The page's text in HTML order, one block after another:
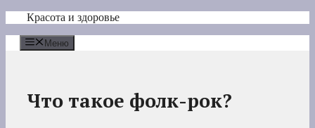
Перейти
содержимому
Красота и здоровье
Меню
Что такое фолк-рок?